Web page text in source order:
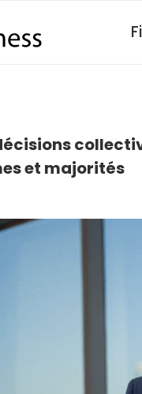
et majorités